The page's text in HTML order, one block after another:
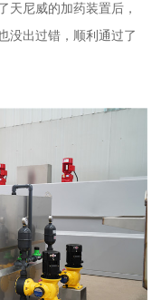
天尼威的加药装置后，
没出过错，顺利通过了